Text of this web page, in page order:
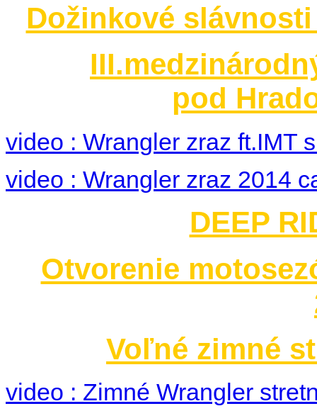
Dožinkové slávnosti
pod
video : Wrangler zraz ft.IMT
video : Wrangler zraz 2014
DEEP
Otvorenie
Voľné zimné
video : Zimné Wrangler